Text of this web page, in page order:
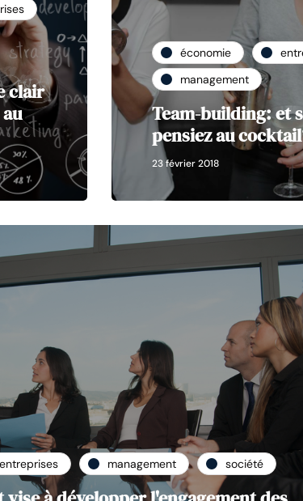
clair
économie
management
Team-building: et
pensiez au
23 février 2018
entreprises management société